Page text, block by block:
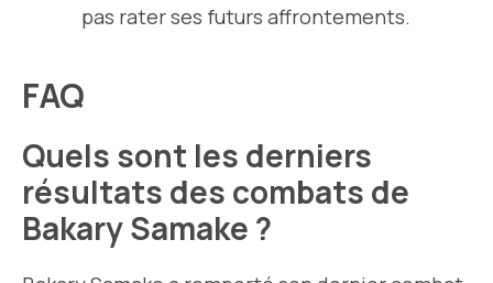
pas rater ses futurs affrontements.
FAQ
Quels sont les derniers
résultats des combats de
Bakary Samake ?